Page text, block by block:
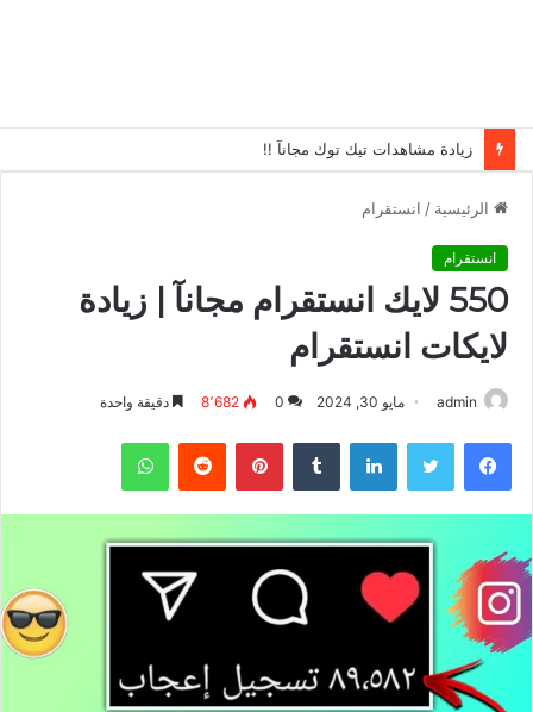
زيادة مشاهدات تيك توك مجانآ !!
الرئيسية / انستقرام
انستقرام
550 لايك انستقرام مجانآ | زيادة
لايكات انستقرام
admin مايو 30, 2024 0 8٬682 دقيقة واحدة
فيسبوك تويتر لينكدإن بينتيريست واتساب